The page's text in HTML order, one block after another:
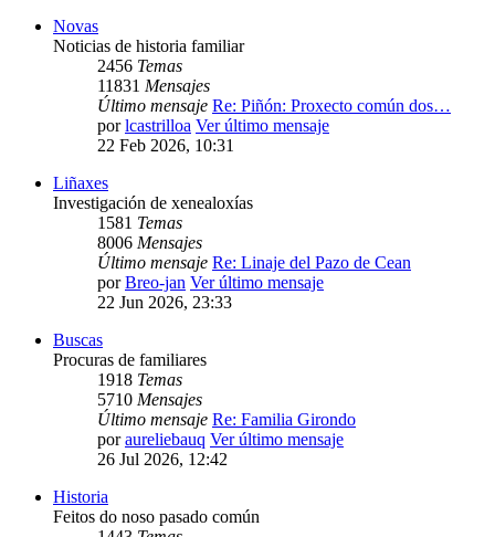
Novas
Noticias de historia familiar
2456 Temas
11831 Mensajes
Último mensaje Re: Piñón: Proxecto común dos…
porlcastrilloa Ver último mensaje
22 Feb 2026, 10:31
Liñaxes
Investigación de xenealoxías
1581 Temas
8006 Mensajes
Último mensaje Re: Linaje del Pazo de Cean
porBreo-jan Ver último mensaje
22 Jun 2026, 23:33
Buscas
Procuras de familiares
1918 Temas
5710 Mensajes
Último mensaje Re: Familia Girondo
poraureliebauq Ver último mensaje
26 Jul 2026, 12:42
Historia
Feitos do noso pasado común